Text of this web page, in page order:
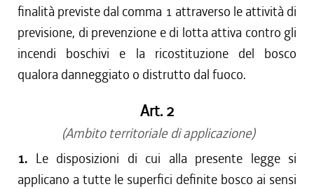
finalità previste dal comma 1 attraverso le attività di
previsione, di prevenzione e di lotta attiva contro gli
incendi boschivi e la ricostituzione del bosco
qualora danneggiato o distrutto dal fuoco.
Art. 2
(Ambito territoriale di applicazione)
1. Le disposizioni di cui alla presente legge si
applicano a tutte le superfici definite bosco ai sensi